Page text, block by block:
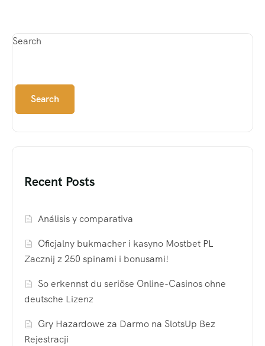
Search
Search
Recent Posts
Análisis y comparativa
Oficjalny bukmacher i kasyno Mostbet PL
Zacznij z 250 spinami i bonusami!
So erkennst du seriöse Online-Casinos ohne
deutsche Lizenz
Gry Hazardowe za Darmo na SlotsUp Bez
Rejestracji